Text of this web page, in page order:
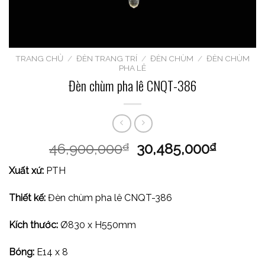
TRANG CHỦ / ĐÈN TRANG TRÍ / ĐÈN CHÙM / ĐÈN CHÙM
PHA LÊ
Đèn chùm pha lê CNQT-386
46,900,000₫ 30,485,000₫
Xuất xứ: PTH
Thiết kế: Đèn chùm pha lê CNQT-386
Kích thước: Ø830 x H550mm
Bóng: E14 x 8